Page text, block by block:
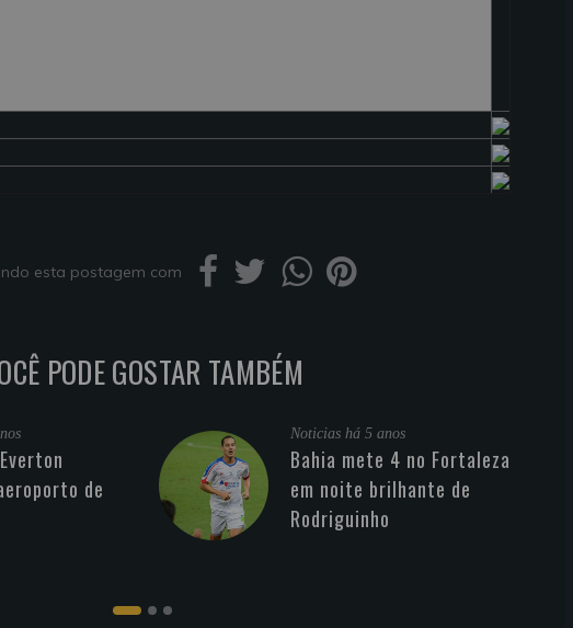
esta postagem com
PODE GOSTAR TAMBÉM
de
Noticias há 5 anos
Bahia mete 4 no Fortaleza
em noite brilhante de
Rodriguinho